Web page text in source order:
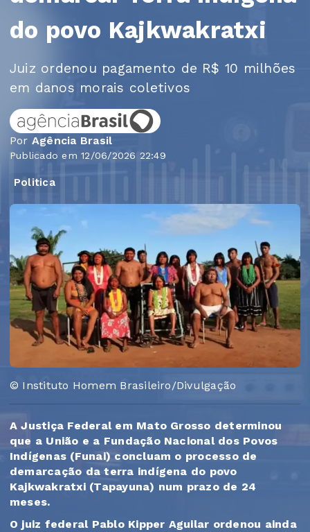
do povo Kajkwakratxi
Juiz ordenou pagamento de R$ 10 milhões
em danos morais coletivos
Por Agência Brasil
Publicado em 12/06/2026 22:49
Politica
© Instituto Homem Brasileiro/Divulgação
A Justiça Federal em Mato Grosso determinou
que a União e a Fundação Nacional dos Povos
Indígenas (Funai) concluam o processo de
demarcação da terra indígena do povo
Kajkwakratxi (Tapayuna) num prazo de 24
meses.
O juiz federal Pablo Kipper Aguilar ordenou ainda